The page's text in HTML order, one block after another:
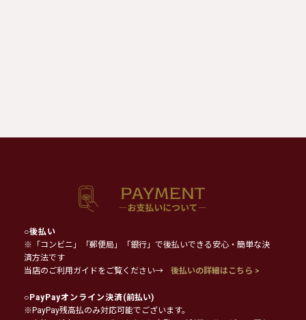
○後払い
※「コンビニ」「郵便局」「銀行」で後払いできる安心・簡単な決
済方法です
当店のご利用ガイドをご覧ください→
後払いの詳細はこちら >
○PayPayオンライン決済(前払い)
※PayPay残高払のみ対応可能でございます。